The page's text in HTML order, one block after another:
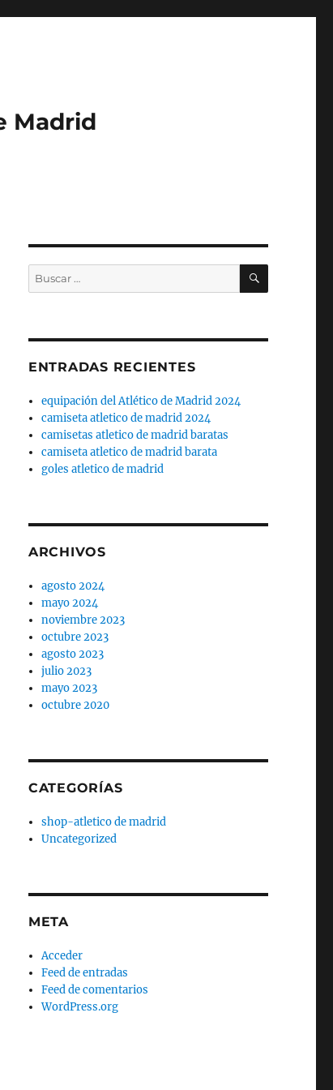
Madrid
Buscar
por:
BUSCAR
ENTRADAS RECIENTES
equipación del Atlético de Madrid 2024
camiseta atletico de madrid 2024
camisetas atletico de madrid baratas
camiseta atletico de madrid barata
goles atletico de madrid
ARCHIVOS
agosto 2024
mayo 2024
noviembre 2023
octubre 2023
agosto 2023
julio 2023
mayo 2023
octubre 2020
CATEGORÍAS
shop-atletico de madrid
Uncategorized
META
Acceder
Feed de entradas
Feed de comentarios
WordPress.org